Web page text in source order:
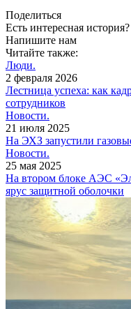
Поделиться
Есть интересная история?
Напишите нам
Читайте также:
Люди.
2 февраля 2026
Лестница успеха: как
сотрудников
Новости.
21 июля 2025
На ЭХЗ запустили
Новости.
25 мая 2025
На втором блоке АЭС
ярус защитной оболочки